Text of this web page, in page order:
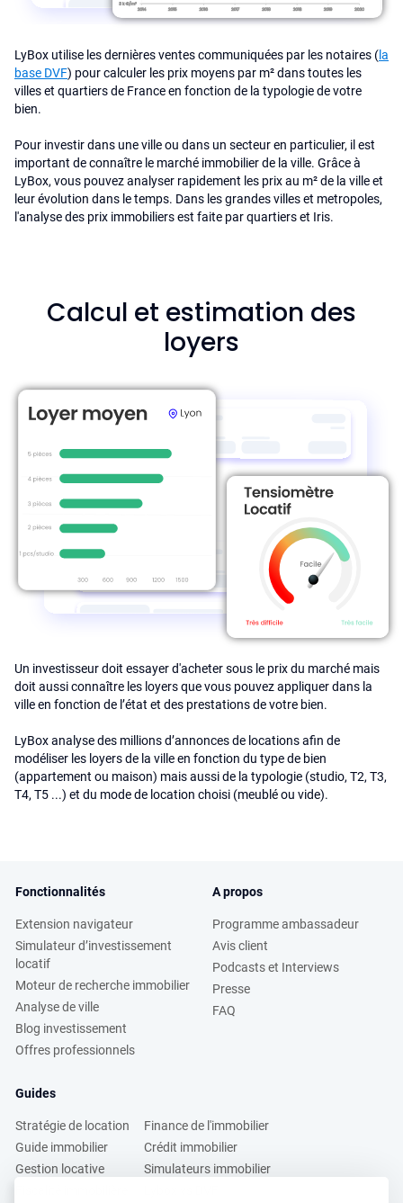
LyBox utilise les dernières ventes communiquées par les notaires (la
base DVF) pour calculer les prix moyens par m² dans toutes les
villes et quartiers de France en fonction de la typologie de votre
bien.
Pour investir dans une ville ou dans un secteur en particulier, il est
important de connaître le marché immobilier de la ville. Grâce à
LyBox, vous pouvez analyser rapidement les prix au m² de la ville et
leur évolution dans le temps. Dans les grandes villes et metropoles,
l'analyse des prix immobiliers est faite par quartiers et Iris.
Calcul et estimation des
loyers
Un investisseur doit essayer d'acheter sous le prix du marché mais
doit aussi connaître les loyers que vous pouvez appliquer dans la
ville en fonction de l’état et des prestations de votre bien.
LyBox analyse des millions d’annonces de locations afin de
modéliser les loyers de la ville en fonction du type de bien
(appartement ou maison) mais aussi de la typologie (studio, T2, T3,
T4, T5 ...) et du mode de location choisi (meublé ou vide).
Fonctionnalités
Extension navigateur
Simulateur d’investissement
locatif
Moteur de recherche immobilier
Analyse de ville
Blog investissement
Offres professionnels
A propos
Programme ambassadeur
Avis client
Podcasts et Interviews
Presse
FAQ
Guides
Stratégie de location
Guide immobilier
Gestion locative
Finance de l'immobilier
Crédit immobilier
Simulateurs immobilier